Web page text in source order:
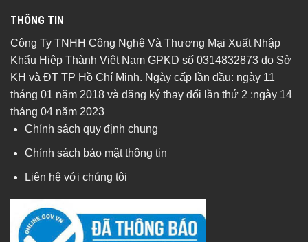
THÔNG TIN
Công Ty TNHH Công Nghệ Và Thương Mại Xuất Nhập
Khẩu Hiệp Thành Việt Nam GPKD số 0314832873 do Sở
KH và ĐT TP Hồ Chí Minh. Ngày cấp lần đầu: ngày 11
tháng 01 năm 2018 và đăng ký thay đổi lần thứ 2 :ngày 14
tháng 04 năm 2023
Chính sách quy định chung
Chính sách bảo mật thông tin
Liên hệ với chúng tôi